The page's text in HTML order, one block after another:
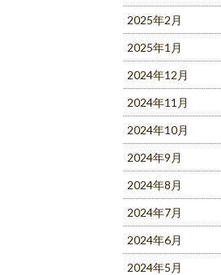
2025年2月
2025年1月
2024年12月
2024年11月
2024年10月
2024年9月
2024年8月
2024年7月
2024年6月
2024年5月